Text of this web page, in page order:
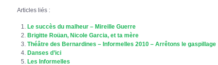
Articles liés :
Le succès du malheur – Mireille Guerre
Brigitte Roüan, Nicole Garcia, et ta mère
Théâtre des Bernardines – Informelles 2010 – Arrêtons le gaspillage
Danses d’ici
Les Informelles